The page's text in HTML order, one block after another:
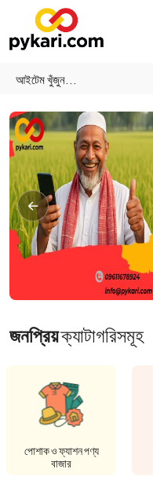
জনপ্রিয়ক্যাটাগরিসমূহ
পোশাক ও ফ্যাশন পণ্য
বাজার